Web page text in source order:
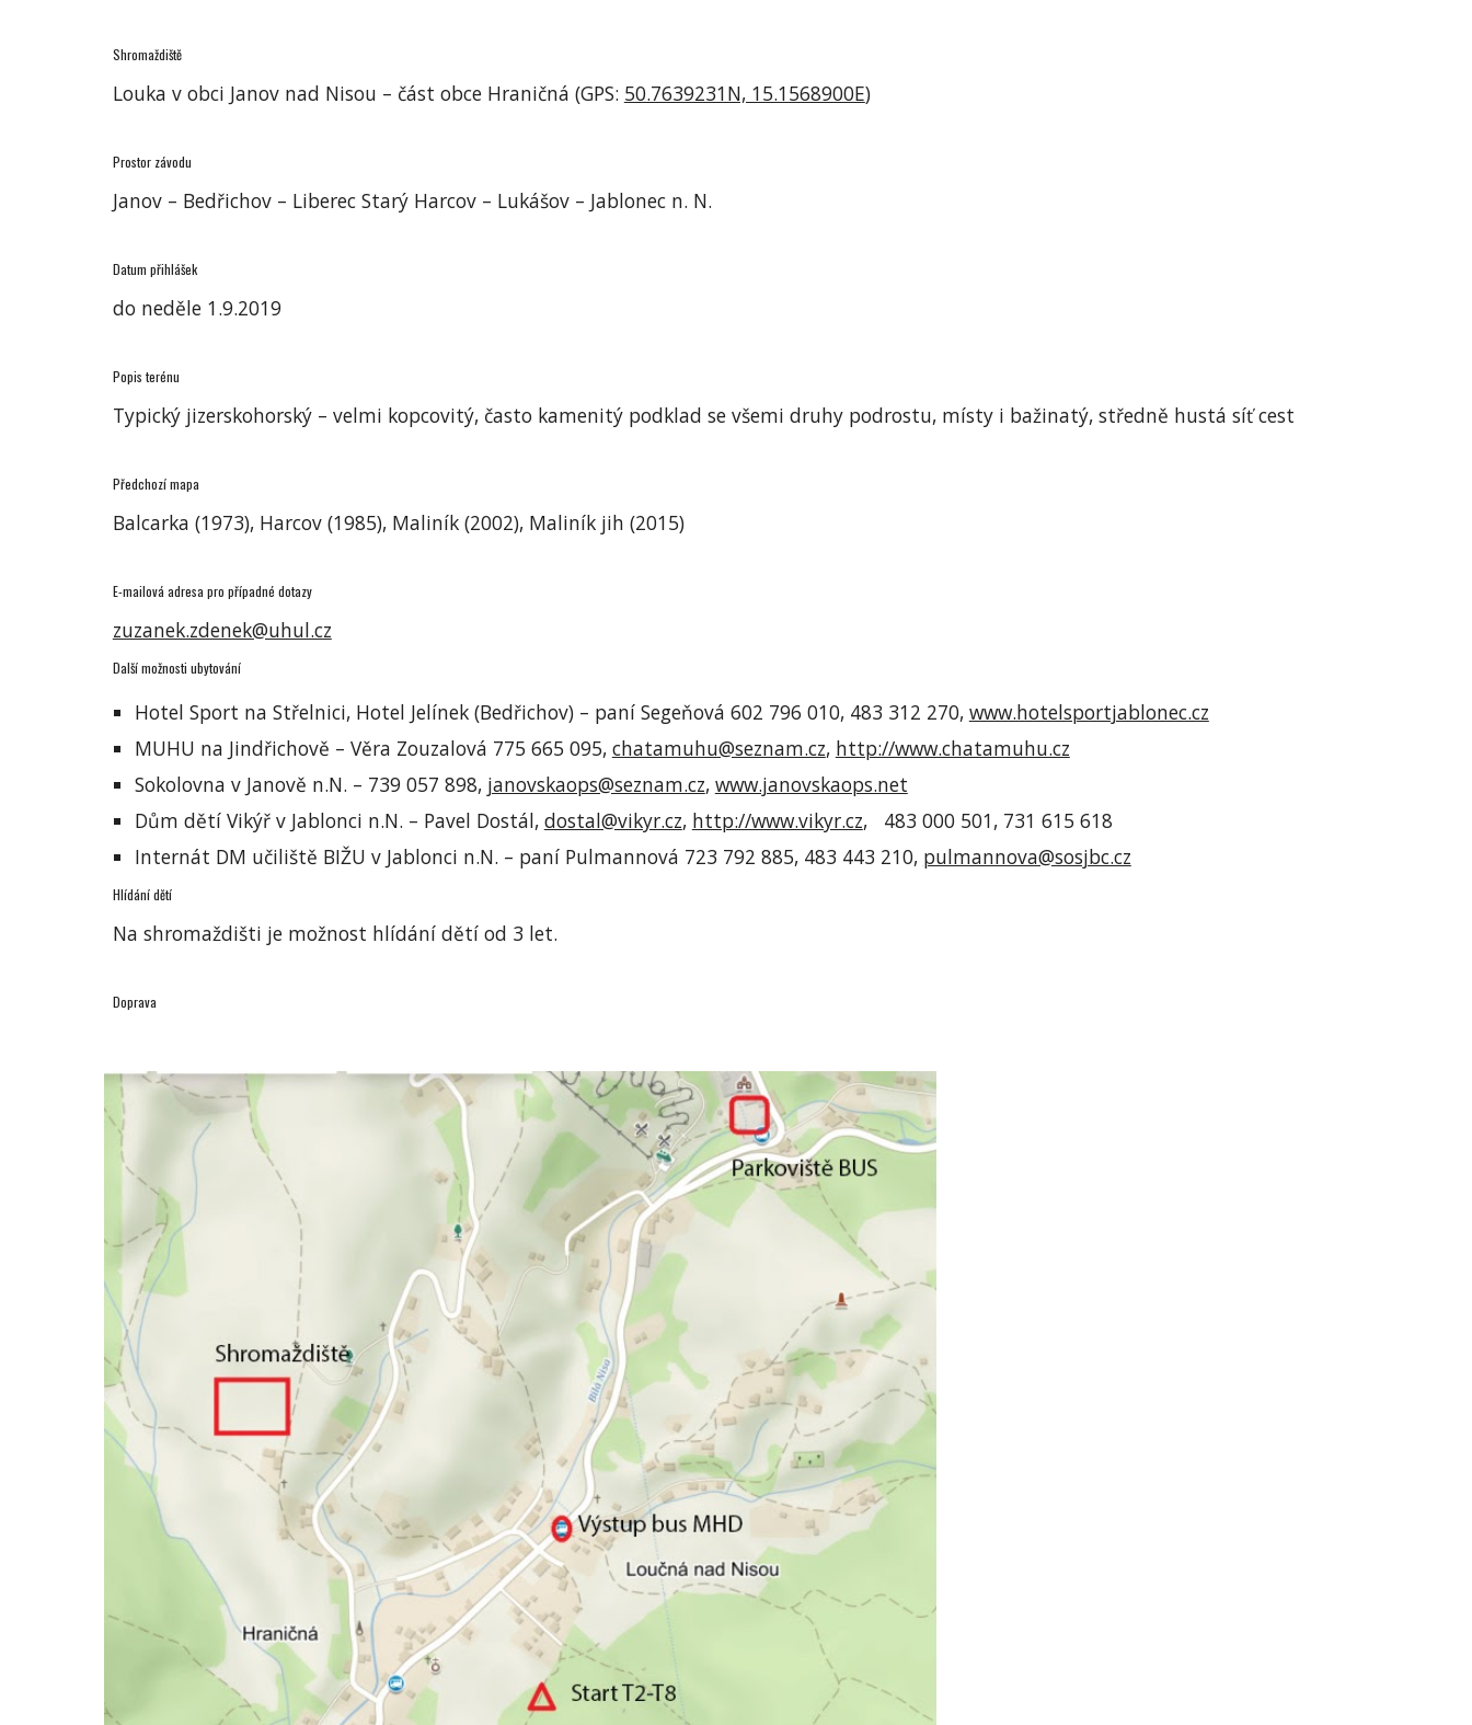
Shromaždiště
Louka v obci Janov nad Nisou – část obce Hraničná (GPS: 50.7639231N, 15.1568900E)
Prostor závodu
Janov – Bedřichov – Liberec Starý Harcov – Lukášov – Jablonec n. N.
Datum přihlášek
do neděle 1.9.2019
Popis terénu
Typický jizerskohorský – velmi kopcovitý, často kamenitý podklad se všemi druhy podrostu, místy i bažinatý, středně hustá síť cest
Předchozí mapa
Balcarka (1973), Harcov (1985), Maliník (2002), Maliník jih (2015)
E-mailová adresa pro případné dotazy
zuzanek.zdenek@uhul.cz
Další možnosti ubytování
Hotel Sport na Střelnici, Hotel Jelínek (Bedřichov) – paní Segeňová 602 796 010, 483 312 270, www.hotelsportjablonec.cz
MUHU na Jindřichově – Věra Zouzalová 775 665 095, chatamuhu@seznam.cz, http://www.chatamuhu.cz
Sokolovna v Janově n.N. – 739 057 898, janovskaops@seznam.cz, www.janovskaops.net
Dům dětí Vikýř v Jablonci n.N. – Pavel Dostál, dostal@vikyr.cz, http://www.vikyr.cz,   483 000 501, 731 615 618
Internát DM učiliště BIŽU v Jablonci n.N. – paní Pulmannová 723 792 885, 483 443 210, pulmannova@sosjbc.cz
Hlídání dětí
Na shromaždišti je možnost hlídání dětí od 3 let.
Doprava